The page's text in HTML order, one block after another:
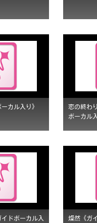
カル入り》
恋の終わ
ボーカル
ドボーカル入
燦然《ガ